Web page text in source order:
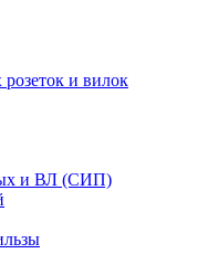
и вилок
и ВЛ (СИП)